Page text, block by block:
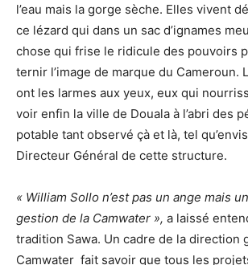
l’eau mais la gorge sèche. Elles vivent
ce lézard qui dans un sac d’ignames
chose qui frise le ridicule des pouvoirs
ternir l’image de marque du Cameroun.
ont les larmes aux yeux, eux qui
voir enfin la ville de Douala à l’abri des
potable tant observé çà et là, tel
Directeur Général de cette structure.
« William Sollo n’est pas un ange mais
gestion de la Camwater », a laissé
tradition Sawa. Un cadre de la direction
Camwater fait savoir que tous les